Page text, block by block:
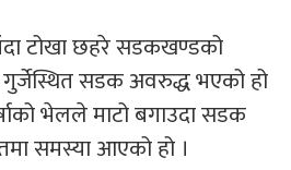
टोखा छहरे सडकखण्डको
गुर्जेस्थित सडक अवरुद्ध भएको हो
भेलले माटो बगाउदा सडक
समस्या आएको हो ।